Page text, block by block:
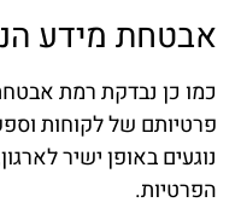
אבטחת מידע
כמו כן נבדקת רמת
פרטיותם של לקוחות
נוגעים באופן ישיר
הפרטיות.